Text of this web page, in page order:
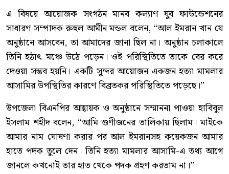
এ বিষয়ে আয়োজক সংগঠন মানব কল্যাণ যুব ফাউন্ডেশনের
সাধারণ সম্পাদক রুহুল আমীন মন্ডল বলেন, “আল ইমরান খান যে
অনুষ্ঠানে আসবেন, তা আমাদের জানা ছিল না। অনুষ্ঠান চলাকালে
তিনি হঠাৎ মঞ্চে উঠে পড়েন। ওই পরিস্থিতিতে তাকে বের করে
দেওয়া সম্ভব হয়নি। একটি সুন্দর আয়োজন একজন হত্যা মামলার
আসামির উপস্থিতির কারণে বিব্রতকর পরিস্থিতিতে পড়েছে।”
উপজেলা বিএনপির আহ্বায়ক ও অনুষ্ঠানে সম্মাননা পাওয়া হাবিবুল
ইসলাম শহীদ বলেন, “আমি গুণীজনের তালিকায় ছিলাম। মাইকে
আমার নাম ঘোষণা করার পর আল ইমরানসহ কয়েকজন আমার
হাতে পদক তুলে দেন। তিনি হত্যা মামলার আসামি-এ তথ্য আগে
জানলে কখনোই তার হাত থেকে পদক গ্রহণ করতাম না।”